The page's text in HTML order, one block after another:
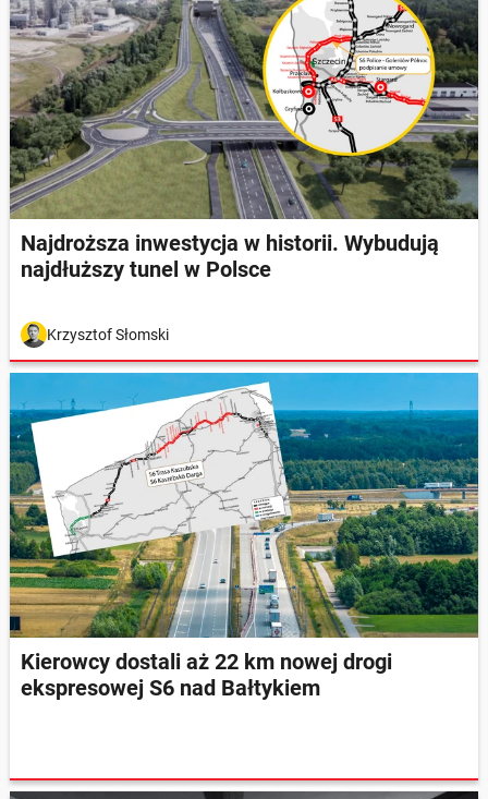
Najdroższa inwestycja w historii. Wybudują
najdłuższy tunel w Polsce
Krzysztof Słomski
Kierowcy dostali aż 22 km nowej drogi
ekspresowej S6 nad Bałtykiem